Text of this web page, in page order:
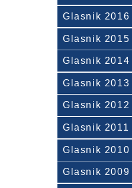
Glasnik 2016
Glasnik 2015
Glasnik 2014
Glasnik 2013
Glasnik 2012
Glasnik 2011
Glasnik 2010
Glasnik 2009